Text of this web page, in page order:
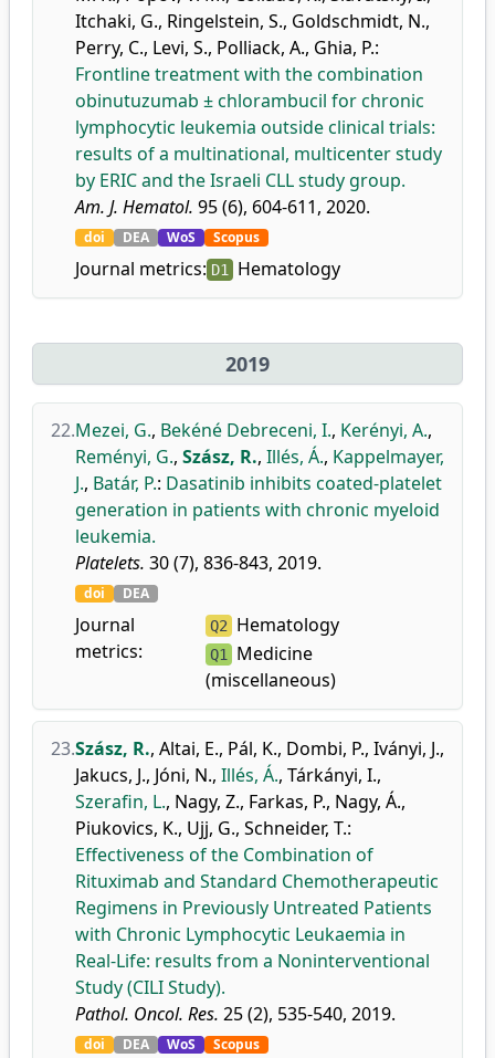
Itchaki, G., Ringelstein, S., Goldschmidt, N.,
Perry, C., Levi, S., Polliack, A., Ghia, P.:
Frontline treatment with the combination
obinutuzumab ± chlorambucil for chronic
lymphocytic leukemia outside clinical trials:
results of a multinational, multicenter study
by ERIC and the Israeli CLL study group.
Am. J. Hematol. 95 (6), 604-611, 2020.
doi DEA WoS Scopus
Journal metrics: D1 Hematology
2019
22.Mezei, G., Bekéné Debreceni, I., Kerényi, A.,
Reményi, G., Szász, R., Illés, Á., Kappelmayer,
J., Batár, P.: Dasatinib inhibits coated-platelet
generation in patients with chronic myeloid
leukemia.
Platelets. 30 (7), 836-843, 2019.
doi DEA
Journal
metrics:
Q2 Hematology
Q1 Medicine
(miscellaneous)
23.Szász, R., Altai, E., Pál, K., Dombi, P., Iványi, J.,
Jakucs, J., Jóni, N., Illés, Á., Tárkányi, I.,
Szerafin, L., Nagy, Z., Farkas, P., Nagy, Á.,
Piukovics, K., Ujj, G., Schneider, T.:
Effectiveness of the Combination of
Rituximab and Standard Chemotherapeutic
Regimens in Previously Untreated Patients
with Chronic Lymphocytic Leukaemia in
Real-Life: results from a Noninterventional
Study (CILI Study).
Pathol. Oncol. Res. 25 (2), 535-540, 2019.
doi DEA WoS Scopus